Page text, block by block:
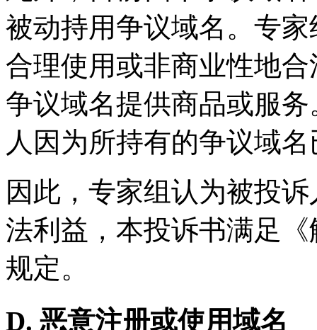
被动持用争议域名。专
合理使用或非商业性地
争议域名提供商品或服
人因为所持有的争议域
因此，专家组认为被投
法利益，本投诉书满足
规定。
D. 恶意注册或使用域名